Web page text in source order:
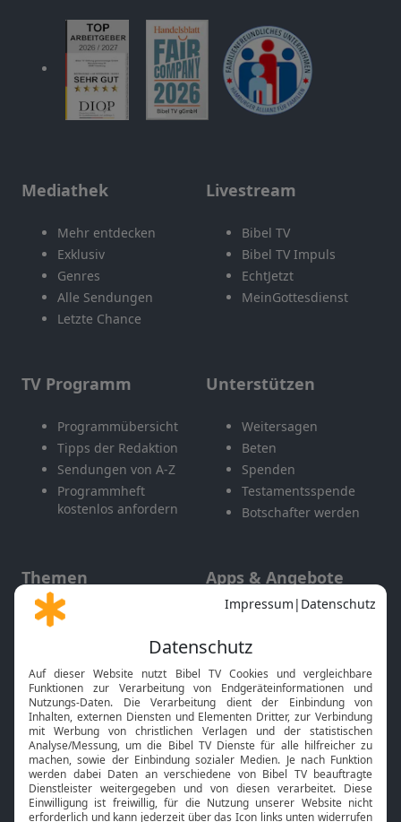
Mediathek
Mehr entdecken
Exklusiv
Genres
Alle Sendungen
Letzte Chance
Livestream
Bibel TV
Bibel TV Impuls
EchtJetzt
MeinGottesdienst
TV Programm
Programmübersicht
Tipps der Redaktion
Sendungen von A-Z
Programmheft
kostenlos anfordern
Unterstützen
Weitersagen
Beten
Spenden
Testamentsspende
Botschafter werden
Themen
Gott und Bibel erklärt
Neuigkeiten
Apps & Angebote
Mobile App
Smart TV
HbbTV
Bibelthek Online-Bibel
Nächster Gottesdienst
Bibel TV Service